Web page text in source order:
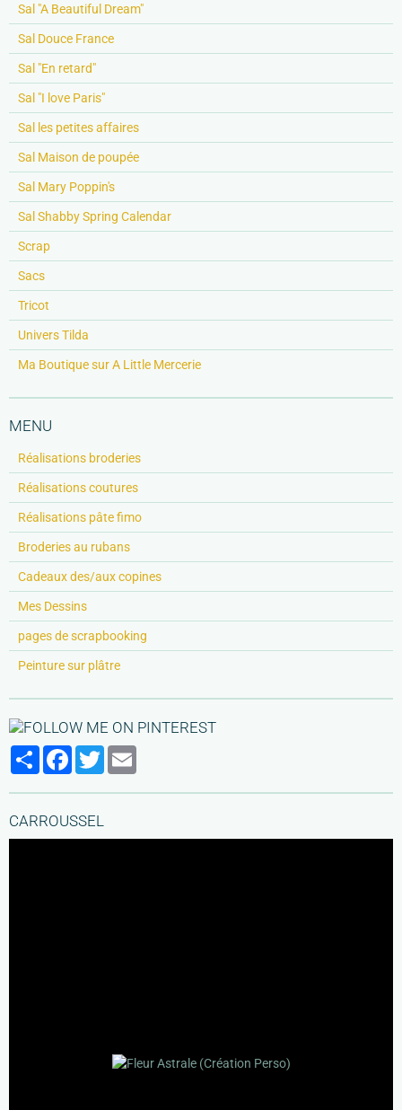
Sal "A Beautiful Dream"
Sal Douce France
Sal "En retard"
Sal "I love Paris"
Sal les petites affaires
Sal Maison de poupée
Sal Mary Poppin's
Sal Shabby Spring Calendar
Scrap
Sacs
Tricot
Univers Tilda
Ma Boutique sur A Little Mercerie
MENU
Réalisations broderies
Réalisations coutures
Réalisations pâte fimo
Broderies au rubans
Cadeaux des/aux copines
Mes Dessins
pages de scrapbooking
Peinture sur plâtre
PartagerFacebook
Twitter
CARROUSSEL